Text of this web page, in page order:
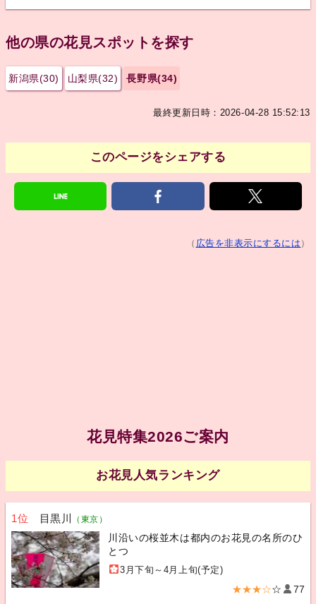
他の県の花見スポットを探す
新潟県(30) 山梨県(32) 長野県(34)
最終更新日時：2026-04-28 15:52:13
このページをシェアする
（ 広告を非表示にするには ）
花見特集2026ご案内
お花見人気ランキング
1位 目黒川 （東京）
川沿いの桜並木は都内のお花見の名所のひ
とつ
3月下旬～4月上旬(予定)
★★★☆☆ 77